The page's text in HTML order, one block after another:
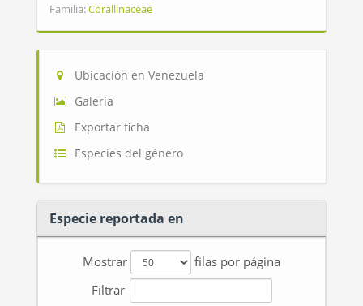
Familia:Corallinaceae
Ubicación en Venezuela
Galería
Exportar ficha
Especies del género
Especie reportada en
Mostrar
filas por página
Filtrar